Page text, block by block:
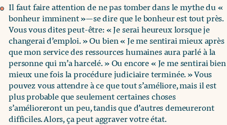
Il faut faire attention de ne pas tomber dans le mythe du «
bonheur imminent »—se dire que le bonheur est tout près.
Vous vous dites peut-être: « Je serai heureux lorsque je
changerai d’emploi. » Ou bien « Je me sentirai mieux après
que mon service des ressources humaines aura parlé à la
personne qui m’a harcelé. » Ou encore « Je me sentirai bien
mieux une fois la procédure judiciaire terminée. » Vous
pouvez vous attendre à ce que tout s’améliore, mais il est
plus probable que seulement certaines choses
s’amélioreront un peu, tandis que d’autres demeureront
difficiles. Alors, ça peut aggraver votre état.